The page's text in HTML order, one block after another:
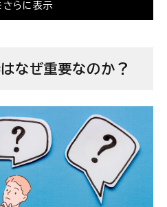
さらに表示
基準とは？
イントは？
める伝え方【例文あり】
渉の伝え方
する際のフレーズ例
進めるポイント
なぜ重要なのか？